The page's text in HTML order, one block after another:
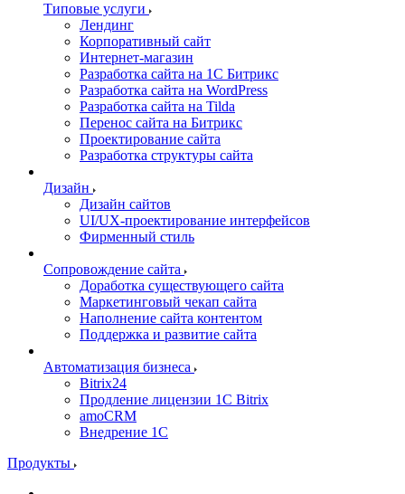
Типовые услуги
Лендинг
Корпоративный сайт
Интернет-магазин
Разработка сайта на 1С Битрикс
Разработка сайта на WordPress
Разработка сайта на Tilda
Перенос сайта на Битрикс
Проектирование сайта
Разработка структуры сайта
Дизайн
Дизайн сайтов
UI/UX-проектирование интерфейсов
Фирменный стиль
Сопровождение сайта
Доработка существующего сайта
Маркетинговый чекап сайта
Наполнение сайта контентом
Поддержка и развитие сайта
Автоматизация бизнеса
Bitrix24
Продление лицензии 1C Bitrix
amoCRM
Внедрение 1C
Продукты